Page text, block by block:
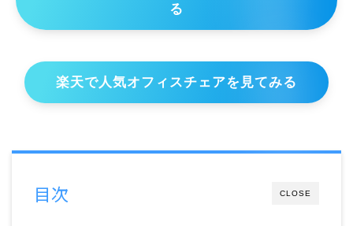
る
楽天で人気オフィスチェアを見てみる
CLOSE
目次